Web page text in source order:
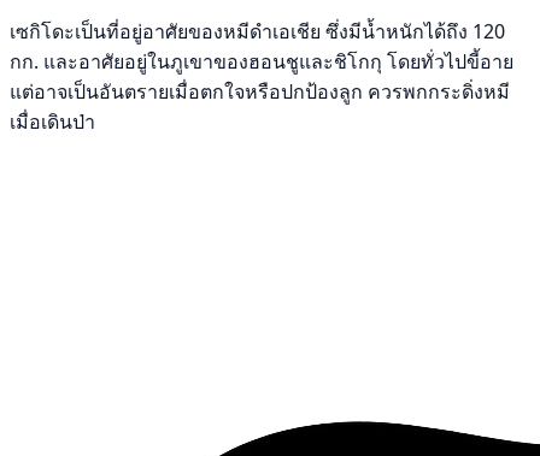
เซกิโดะเป็นที่อยู่อาศัยของหมีดำเอเชีย ซึ่งมีน้ำหนักได้ถึง 120
กก. และอาศัยอยู่ในภูเขาของฮอนชูและชิโกกุ โดยทั่วไปขี้อาย
แต่อาจเป็นอันตรายเมื่อตกใจหรือปกป้องลูก ควรพกกระดิ่งหมี
เมื่อเดินป่า